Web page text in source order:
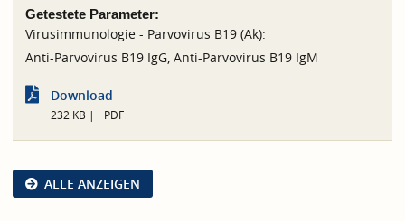
Getestete Parameter:
Virusimmunologie - Parvovirus B19 (Ak):
Anti-Parvovirus B19 IgG, Anti-Parvovirus B19 IgM
Download
232 KB PDF
ALLE ANZEIGEN